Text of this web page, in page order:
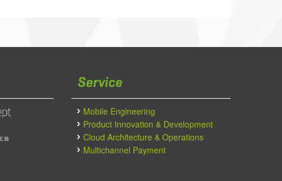
Service
Mobile Engineering
Product Innovation & Development
Cloud Architecture & Operations
Multichannel Payment